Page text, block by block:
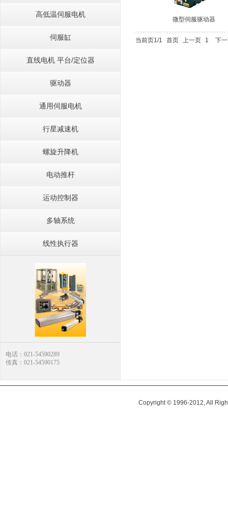
微型伺服驱动器
当前页1/1 首页 上一页 1 下
高低温伺服电机
伺服缸
直线电机 平台/定位器
驱动器
通用伺服电机
行星减速机
螺旋升降机
电动推杆
运动控制器
多轴系统
线性执行器
电话：021-54590289
传真：021-54590175
Copyright © 1996-2012, All